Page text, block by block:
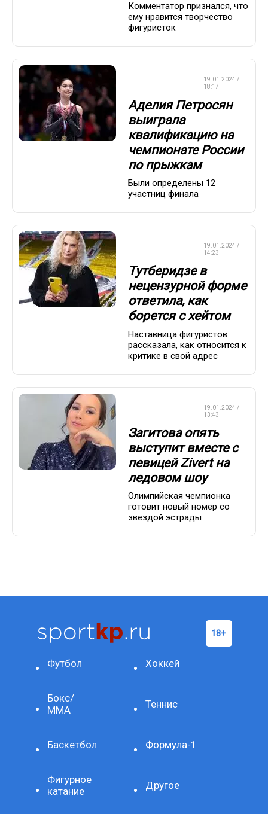
Комментатор признался, что
ему нравится творчество
фигуристок
19.01.2024 /
18:17
Аделия Петросян
выиграла
квалификацию на
чемпионате России
по прыжкам
Были определены 12
участниц финала
19.01.2024 /
14:23
Тутберидзе в
нецензурной форме
ответила, как
борется с хейтом
Наставница фигуристов
рассказала, как относится к
критике в свой адрес
19.01.2024 /
13:43
Загитова опять
выступит вместе с
певицей Zivert на
ледовом шоу
Олимпийская чемпионка
готовит новый номер со
звездой эстрады
Футбол Хоккей
Бокс/
ММА
Теннис
Баскетбол Формула-1
Фигурное
катание
Другое